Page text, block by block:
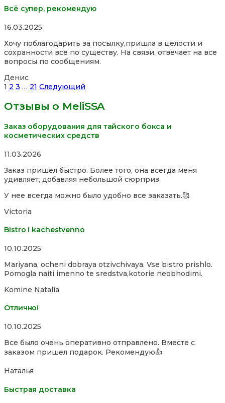
Всё супер, рекомендую
Rated
out
of
5
16.03.2025
Хочу поблагодарить за посылку,пришла в целости и
сохранности всё по существу. На связи, отвечает на все
вопросы по сообщениям.
Денис
Site
Reviews
навигация
Страница
1 Страница
2 Страница
3 … Страница
21 Следующий
Отзывы о MeliSSA
Заказ оборудования для тайского бокса и
косметических средств
Rated
out
of
11.03.2026
Заказ пришёл быстро. Более того, она всегда меня
удивляет, добавляя небольшой сюрприз.
У нее всегда можно было удобно все заказать.🥰
Victoria
Bistro i kachestvenno
Rated
out
of
10.10.2025
Mariyana, ocheni dobraya otzivchivaya. Vse bistro prishlo.
Pomogla naiti imenno te sredstva,kotorie neobhodimi.
Komine Natalia
Отлично!
Rated
out
of
10.10.2025
Все было очень оперативно отправлено. Вместе с
заказом пришел подарок. Рекомендую👍
Наталья
Быстрая доставка